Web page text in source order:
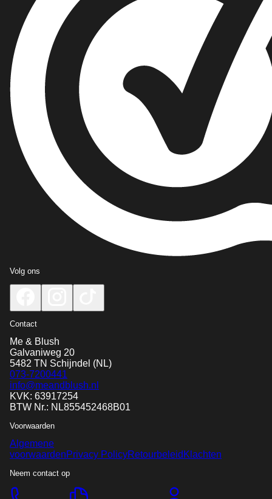
Volg ons
Contact
Me & Blush
Galvaniweg 20
5482 TN Schijndel (NL)
073-7200441
info@meandblush.nl
KVK: 63917254
BTW Nr.: NL855452468B01
Voorwaarden
Algemene
voorwaardenPrivacy PolicyRetourbeleid Klachten
Neem contact op